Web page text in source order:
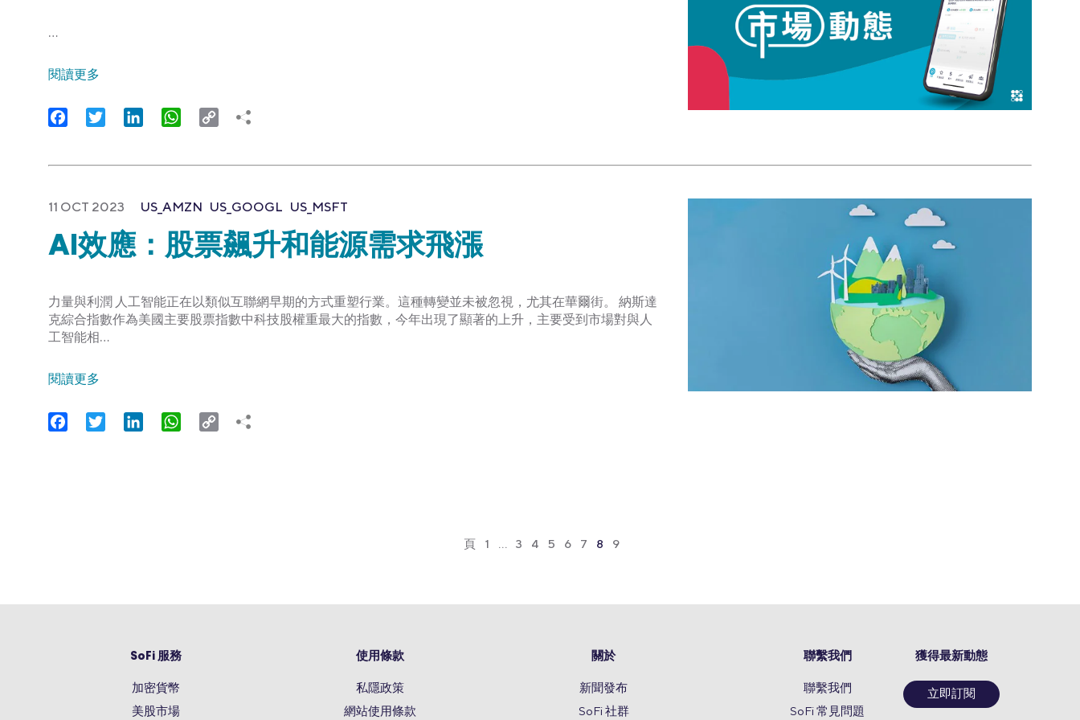
…
閱讀更多
FacebookTwitter LinkedIn WhatsApp
Copy
11 OCT 2023 US_AMZN US_GOOGL US_MSFT
AI效應：股票飆升和能源需求飛漲
力量與利潤 人工智能正在以類似互聯網早期的方式重塑行業。這種轉變並未被忽視，尤其在華爾街。 納斯達
克綜合指數作為美國主要股票指數中科技股權重最大的指數，今年出現了顯著的上升，主要受到市場對與人
工智能相…
閱讀更多
FacebookTwitter LinkedIn WhatsApp
Copy
頁 1 3 4 5 6 7 8 9
SoFi 服務
加密貨幣
美股市場
使用條款
私隱政策
網站使用條款
關於
新聞發布
SoFi 社群
聯繫我們
聯繫我們
SoFi 常見問題
獲得最新動態
立即訂閱